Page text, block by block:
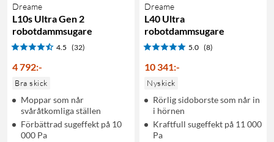
Dreame
L10s Ultra Gen 2
robotdammsugare
4.5 (32)
4 792:-
Bra skick
Moppar som når
svåråtkomliga ställen
Förbättrad sugeffekt på 10
000 Pa
Dreame
L40 Ultra
robotdammsugare
5.0 (8)
10 341:-
Nyskick
Rörlig sidoborste som når in
i hörnen
Kraftfull sugeffekt på 11 000
Pa